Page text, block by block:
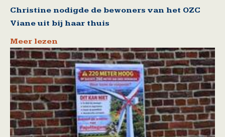
Christine nodigde de bewoners van het OZC
Viane uit bij haar thuis
Meer lezen